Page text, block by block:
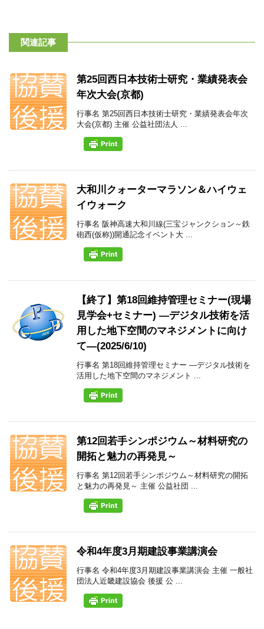
関連記事
第25回西日本技術士研究・業績発表会
年次大会(京都)
行事名 第25回西日本技術士研究・業績発表会年次
大会(京都) 主催 公益社団法人 ...
大和川クォーターマラソン＆ハイウェ
イウォーク
行事名 阪神高速大和川線(三宝ジャンクション～鉄
砲西(仮称))開通記念イベント大 ...
【終了】第18回維持管理セミナー(現場
見学会+セミナー) ―デジタル技術を活
用した地下空間のマネジメントに向け
て―(2025/6/10)
行事名 第18回維持管理セミナー ―デジタル技術を
活用した地下空間のマネジメント ...
第12回若手シンポジウム～材料研究の
開拓と魅力の再発見～
行事名 第12回若手シンポジウム～材料研究の開拓
と魅力の再発見～ 主催 公益社団 ...
令和4年度3月期建設事業講演会
行事名 令和4年度3月期建設事業講演会 主催 一般社
団法人近畿建設協会 後援 公 ...